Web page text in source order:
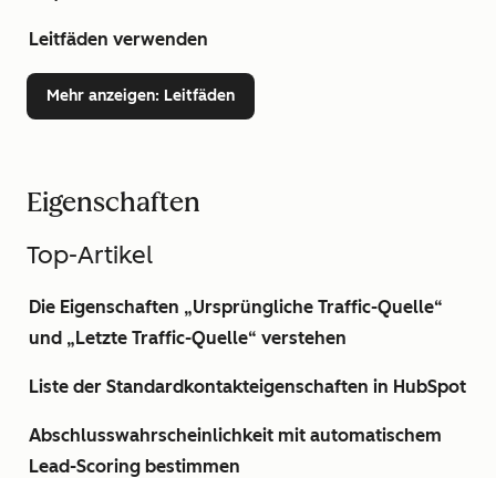
Leitfäden verwenden
Mehr anzeigen: Leitfäden
Eigenschaften
Top-Artikel
Die Eigenschaften „Ursprüngliche Traffic-Quelle“
und „Letzte Traffic-Quelle“ verstehen
Liste der Standardkontakteigenschaften in HubSpot
Abschlusswahrscheinlichkeit mit automatischem
Lead-Scoring bestimmen